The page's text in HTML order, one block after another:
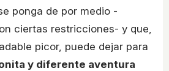
ponga de por medio -
ciertas restricciones- y que,
picor, puede dejar para
y diferente aventura